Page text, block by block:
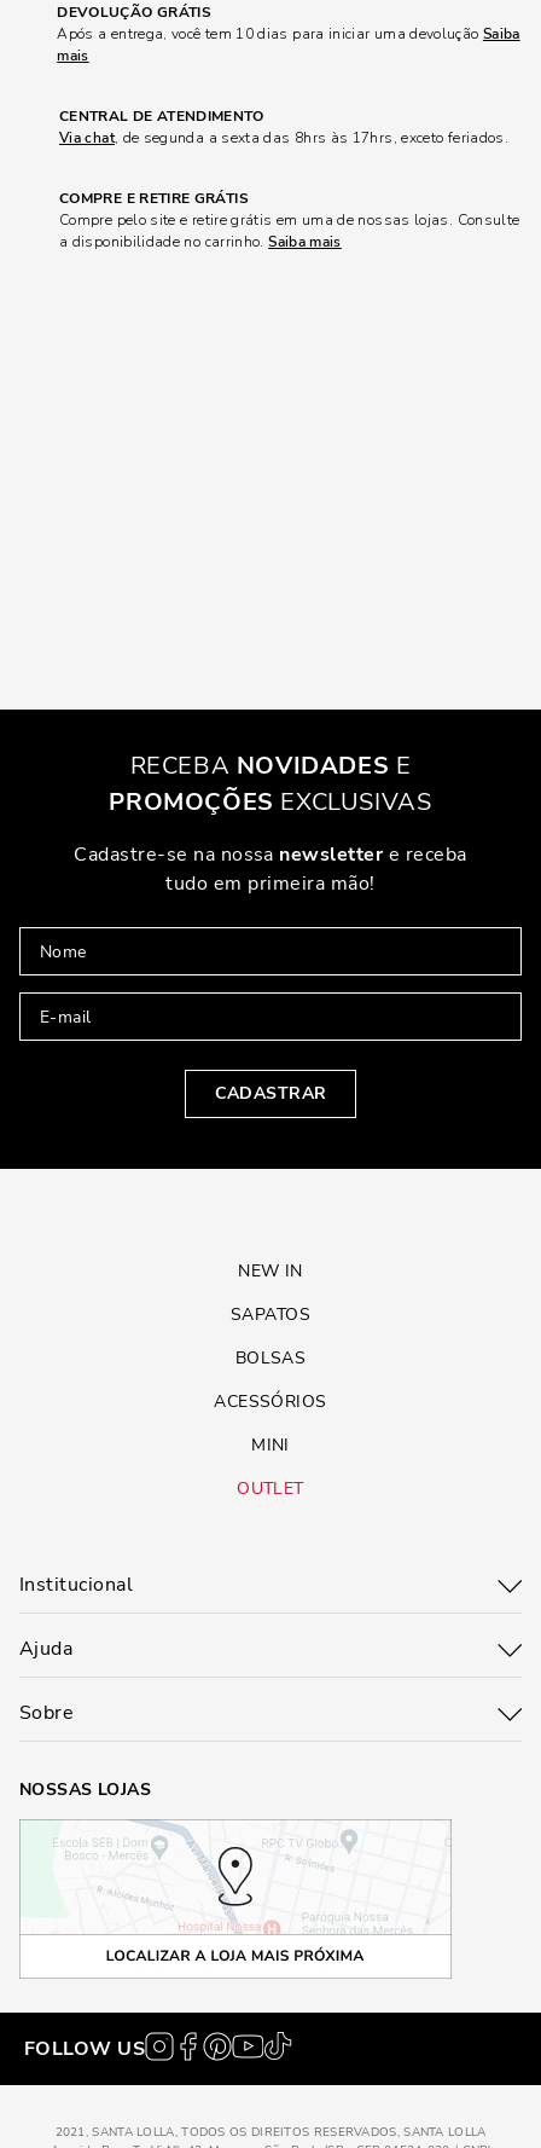
DEVOLUÇÃO GRÁTIS
Após a entrega, você tem 10 dias para iniciar uma devolução Saiba
mais
CENTRAL DE ATENDIMENTO
Via chat, de segunda a sexta das 8hrs às 17hrs, exceto feriados.
COMPRE E RETIRE GRÁTIS
Compre pelo site e retire grátis em uma de nossas lojas. Consulte
a disponibilidade no carrinho.Saiba mais
RECEBA NOVIDADES E
PROMOÇÕES EXCLUSIVAS
Cadastre-se na nossa newslettere receba
tudo em primeira mão!
CADASTRAR
NEW IN
SAPATOS
BOLSAS
ACESSÓRIOS
MINI
OUTLET
Institucional
Ajuda
Sobre
NOSSAS LOJAS
FOLLOW US
2021, SANTA LOLLA, TODOS OS DIREITOS RESERVADOS, SANTA LOLLA